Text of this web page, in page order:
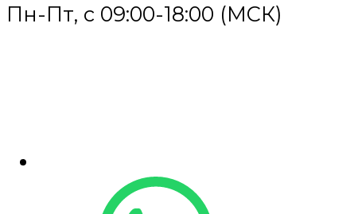
Пн-Пт, с 09:00-18:00 (МСК)